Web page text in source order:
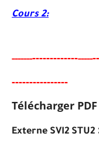
Cours 2:
-------------------------
----------------
Télécharger PDF
Externe SVI2 STU2